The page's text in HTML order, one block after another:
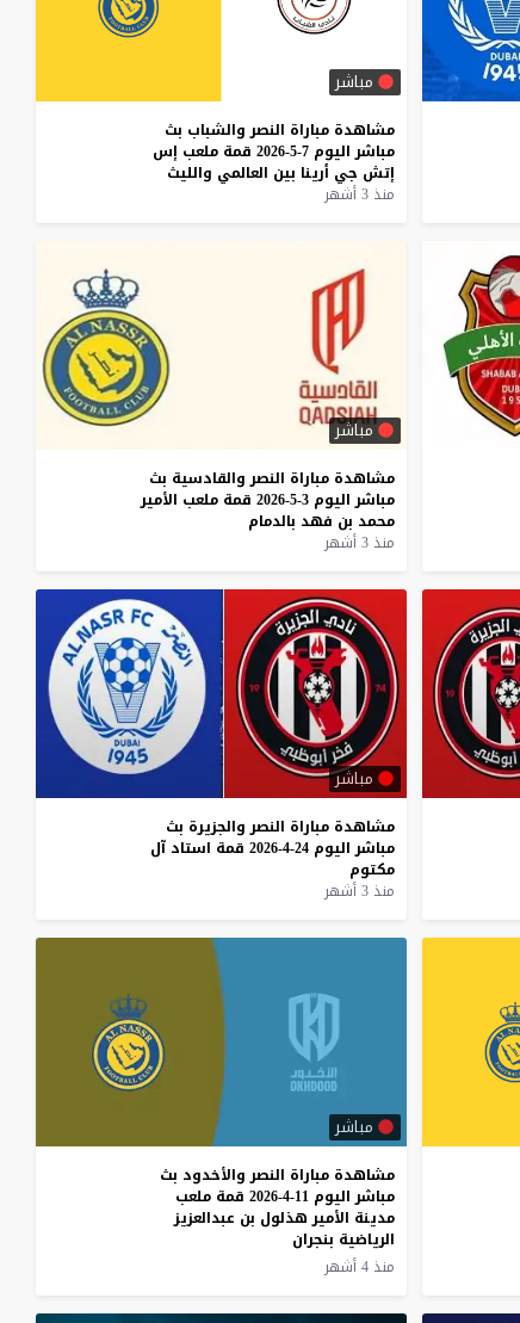
مباشر
مشاهدة مباراة النصر والشباب بث
مباشر اليوم 7-5-2026 قمة ملعب إس
إتش جي أرينا بين العالمي والليث
منذ 3 أشهر
مباشر
مشاهدة مباراة النصر والقادسية بث
مباشر اليوم 3-5-2026 قمة ملعب الأمير
محمد بن فهد بالدمام
منذ 3 أشهر
مباشر
مشاهدة مباراة النصر والجزيرة بث
مباشر اليوم 24-4-2026 قمة استاد آل
مكتوم
منذ 3 أشهر
مباشر
مشاهدة مباراة النصر والأخدود بث
مباشر اليوم 11-4-2026 قمة ملعب
مدينة الأمير هذلول بن عبدالعزيز
الرياضية بنجران
منذ 4 أشهر